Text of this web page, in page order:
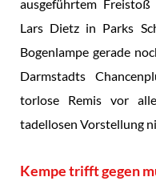
ausgeführtem
Lars Dietz in Parks
Bogenlampe gerade
Darmstadts
torlose Remis vor
tadellosen Vorstellung
Kempe trifft gegen